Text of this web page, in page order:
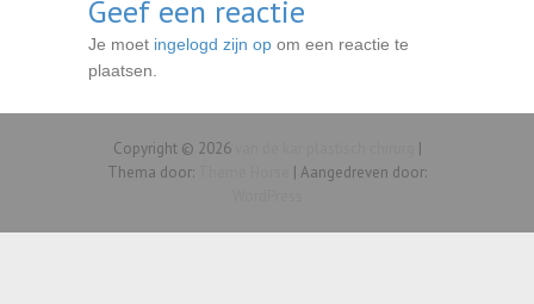
Geef een reactie
Je moet ingelogd zijn op om een reactie te
plaatsen.
Copyright © 2026
|
Thema door:
| Aangedreven door: